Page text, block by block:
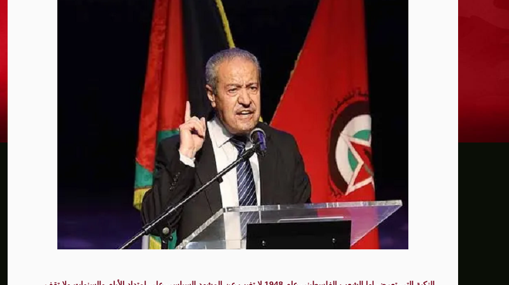
عون: تقدم إيجابي في مفاوضات روما بشأن الحدود والأسرى
الزيدي لرئيس الاستخبارات السعودي: العراق يرفض استخدام أراضيه للإضرار بأي دولة
أمريكا تفرض عقوبات على منصة بدبي لمساعدتها الحرس الثوري
تقرير: حرب إيران تهز التقارب الاقتصادي بين واشنطن والخليج وتقلص الفائض التجاري الأميركي إلى
"اليونيسف" توقف موظفا رفيعا بتهمة التجسس لصالح إسرائيل
بزشكيان يتعهد بالصمود ويعلن: لن أستقيل مهما حدث ويشف بعض أسرار التفاهم
الإدارة الأمريكية تخصص مليار دولار لدعم إدارة رئيس كولومبيا الجديد
الدفاع الروسية تعلن تنفيذ ضربات دقيقة على أهداف عسكرية في كييف وأوديسا
سي إن إن: كبار قادة الجيش الأمريكي يبحثون عن "مخرج" من حرب إيران
الصحة: ارتفاع ضحايا الحرب العدوانية على قطاع غزة إلى 73,384 شهيدا